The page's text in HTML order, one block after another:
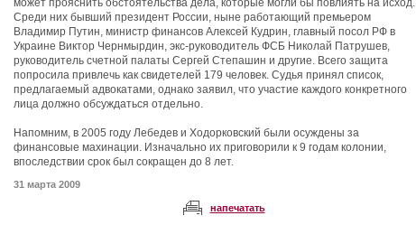
может прояснить обстоятельства дела, которые могли бы повлиять на исход.
Среди них бывший президент России, ныне работающий премьером
Владимир Путин, министр финансов Алексей Кудрин, главный посол РФ в
Украине Виктор Чернмырдин, экс-руководитель ФСБ Николай Патрушев,
руководитель счетной палаты Сергей Степашин и другие. Всего защита
попросила привлечь как свидетелей 179 человек. Судья принял список,
предлагаемый адвокатами, однако заявил, что участие каждого конкретного
лица должно обсуждаться отдельно.
Напомним, в 2005 году Лебедев и Ходорковский были осуждены за
финансовые махинации. Изначально их приговорили к 9 годам колонии,
впоследствии срок был сокращен до 8 лет.
31 марта 2009
напечатать